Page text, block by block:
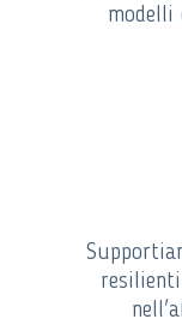
modelli